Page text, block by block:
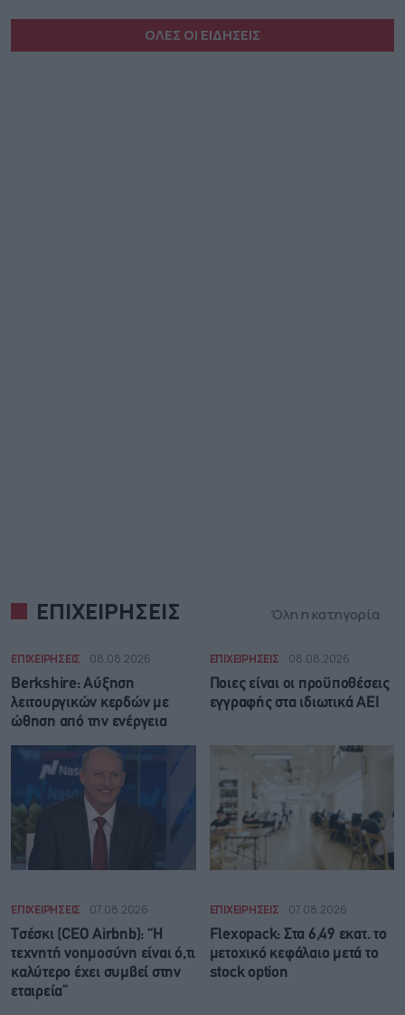
ΟΛΕΣ ΟΙ ΕΙΔΗΣΕΙΣ
ΕΠΙΧΕΙΡΗΣΕΙΣ Όλη η κατηγορία
ΕΠΙΧΕΙΡΗΣΕΙΣ 08.08.2026
Berkshire: Αύξηση
λειτουργικών κερδών με
ώθηση από την ενέργεια
ΕΠΙΧΕΙΡΗΣΕΙΣ 08.08.2026
Ποιες είναι οι προϋποθέσεις
εγγραφής στα ιδιωτικά ΑΕΙ
ΕΠΙΧΕΙΡΗΣΕΙΣ 07.08.2026
Τσέσκι (CEO Airbnb): “Η
τεχνητή νοημοσύνη είναι ό,τι
καλύτερο έχει συμβεί στην
εταιρεία”
ΕΠΙΧΕΙΡΗΣΕΙΣ 07.08.2026
Flexopack: Στα 6,49 εκατ. το
μετοχικό κεφάλαιο μετά το
stock option